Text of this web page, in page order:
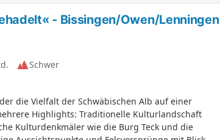
- Bissingen/Owen/Lenningen
Schwer
die Vielfalt der Schwäbischen Alb auf einer
Highlights: Traditionelle Kulturlandschaft
Kulturdenkmäler wie die Burg Teck und die